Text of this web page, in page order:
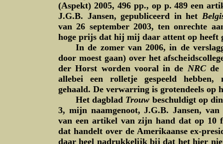
(Aspekt) 2005, 496 pp., op p. 489 een
J.G.B. Jansen, gepubliceerd in het
van 26 september 2003, ten onrechte
hoge prijs dat hij mij daar attent op heeft
In de zomer van 2006, in de
door moest gaan) over het
der Horst worden vooral in de NRCde
allebei een rolletje gespeeld hebben,
gehaald. De verwarring is grotendeels op
Het dagblad Trouw beschuldigt op
3, mijn naamgenoot, J.G.B. Jansen,
van een artikel van zijn hand dat op 10
dat handelt over de Amerikaanse ex-
daar heel nadrukkelijk bij dat het hier